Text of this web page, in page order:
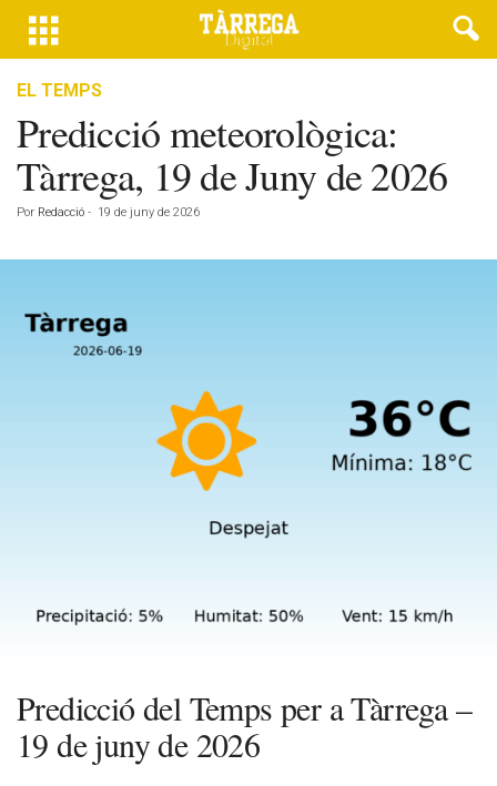
EL TEMPS
Predicció meteorològica:
Tàrrega, 19 de Juny de 2026
Por Redacció - 19 de juny de 2026
Predicció del Temps per a Tàrrega –
19 de juny de 2026